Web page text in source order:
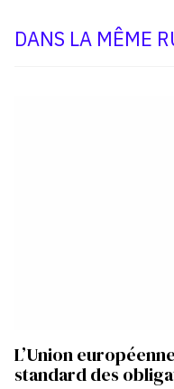
DANS LA MÊME
L’Union
standard des